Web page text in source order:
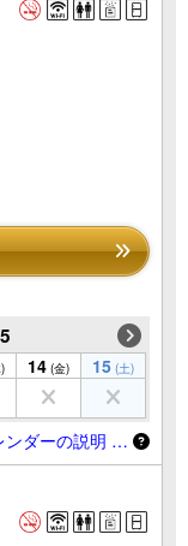
14 (金) 15 (土)
ンダーの説明 …